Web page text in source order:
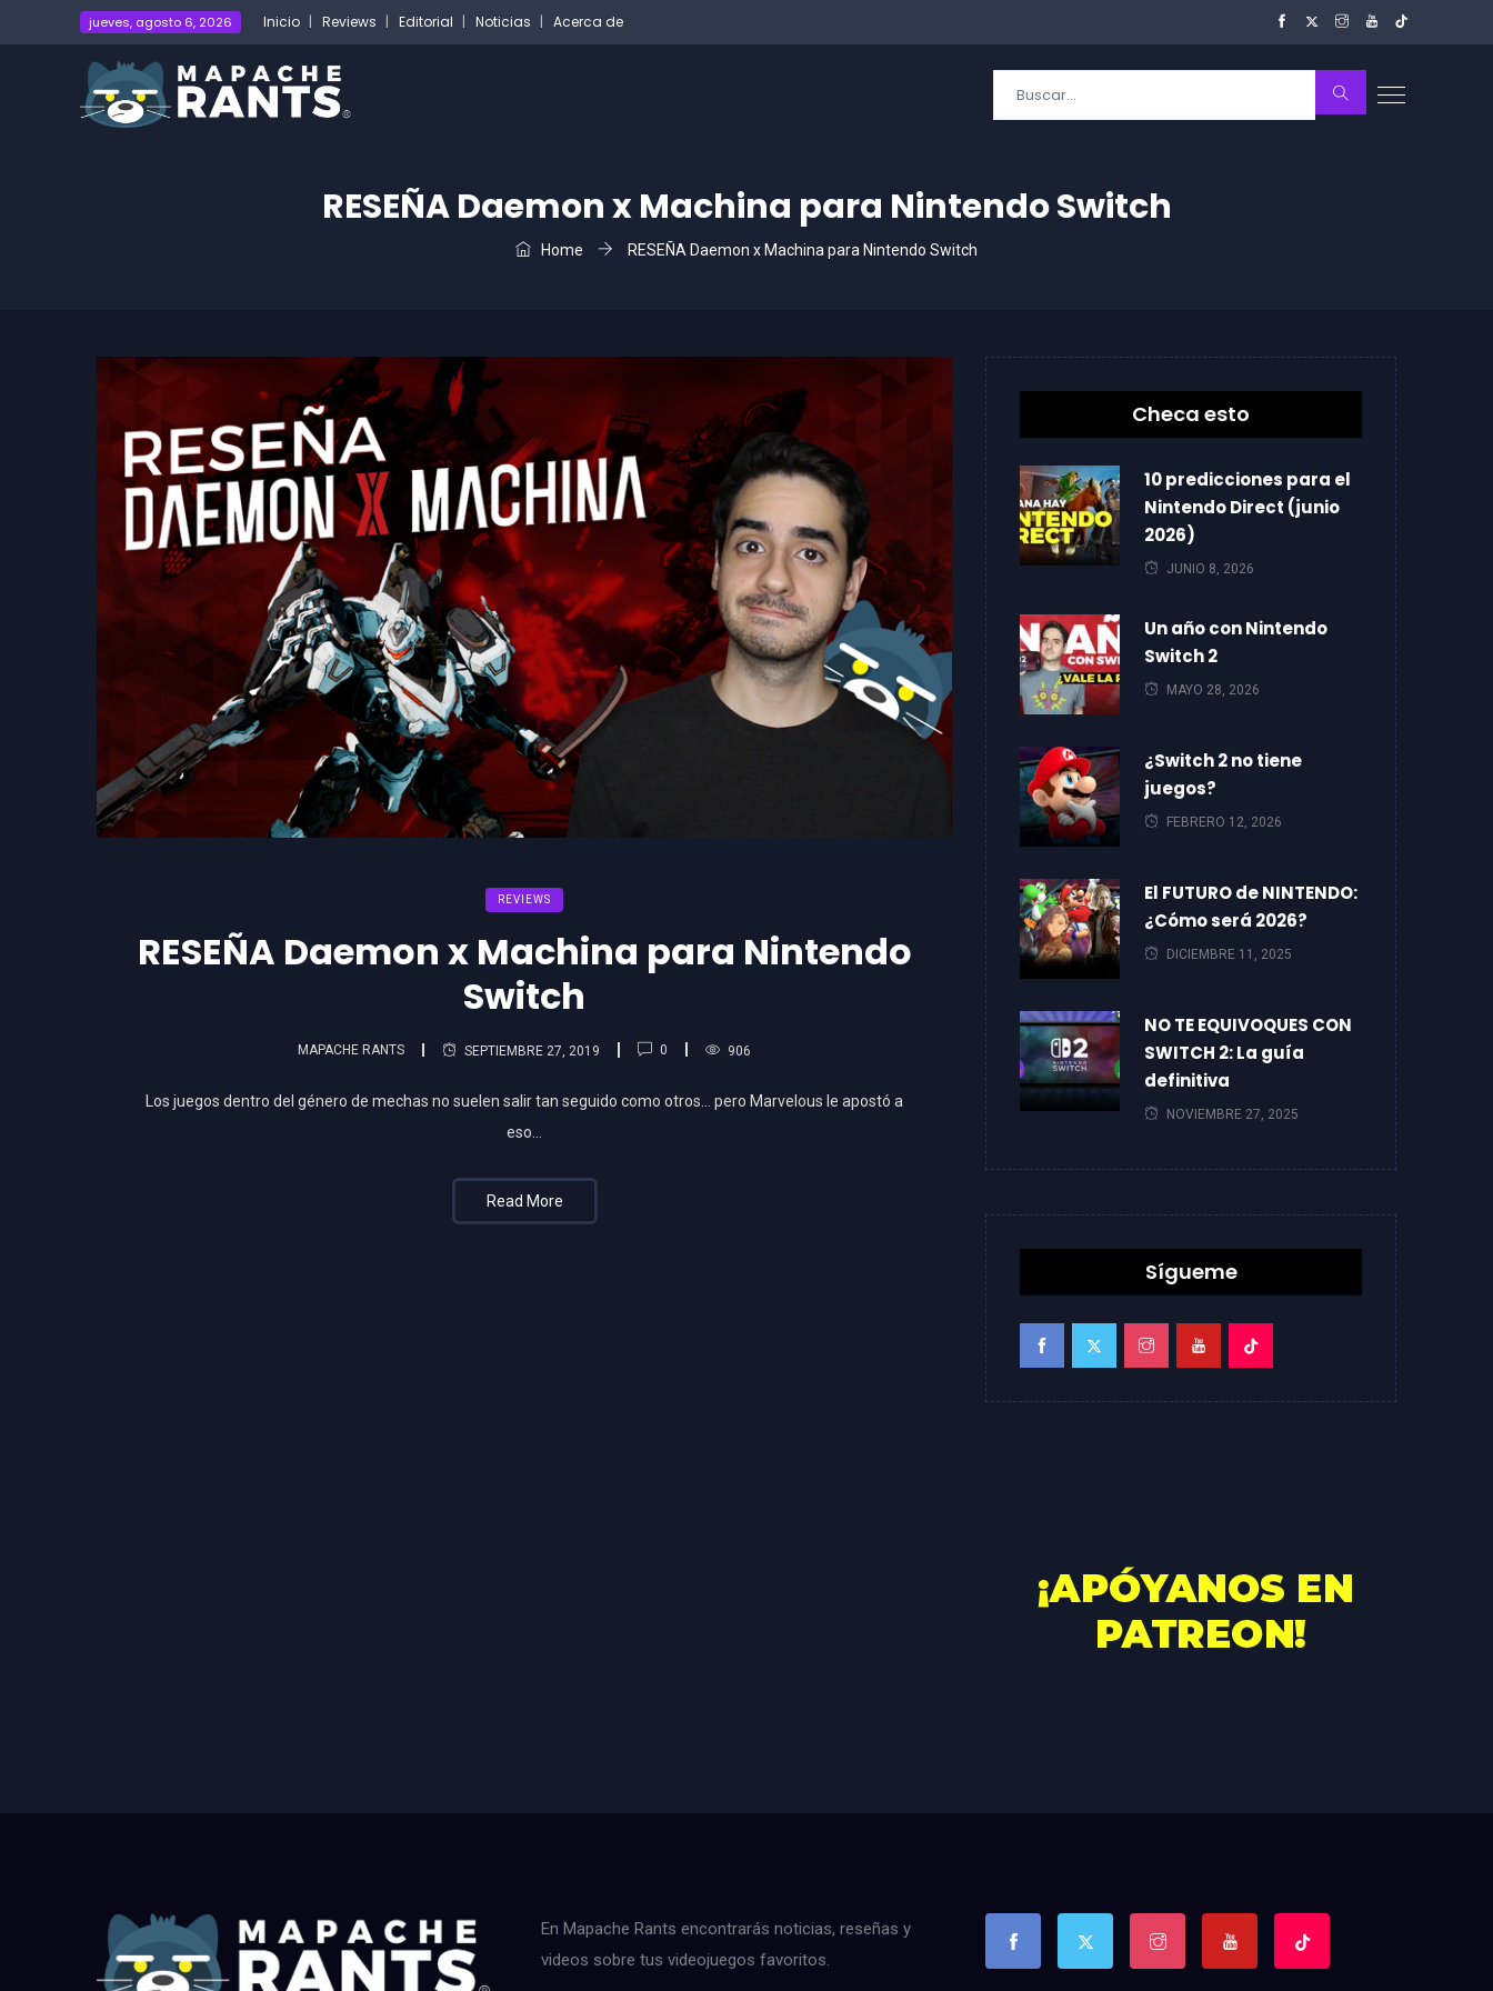
jueves, agosto 6, 2026 Inicio Reviews Editorial Noticias Acerca de
RESEÑA Daemon x Machina para Nintendo Switch
Home RESEÑA Daemon x Machina para Nintendo Switch
REVIEWS
RESEÑA Daemon x Machina para Nintendo
Switch
MAPACHE RANTS SEPTIEMBRE 27, 2019 0 906
Los juegos dentro del género de mechas no suelen salir tan seguido como otros… pero Marvelous le apostó a
eso…
Read More
Checa esto
10 predicciones para el
Nintendo Direct (junio
2026)
JUNIO 8, 2026
Un año con Nintendo
Switch 2
MAYO 28, 2026
¿Switch 2 no tiene
juegos?
FEBRERO 12, 2026
El FUTURO de NINTENDO:
¿Cómo será 2026?
DICIEMBRE 11, 2025
NO TE EQUIVOQUES CON
SWITCH 2: La guía
definitiva
NOVIEMBRE 27, 2025
Sígueme
En Mapache Rants encontrarás noticias, reseñas y
videos sobre tus videojuegos favoritos.